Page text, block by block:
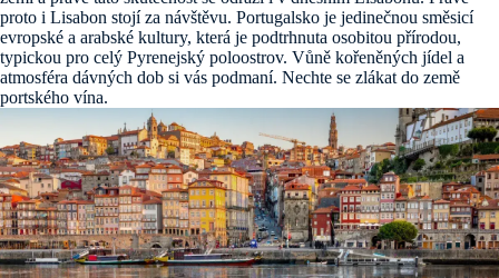
proto i Lisabon stojí za návštěvu. Portugalsko je jedinečnou směsicí
evropské a arabské kultury, která je podtrhnuta osobitou přírodou,
typickou pro celý Pyrenejský poloostrov. Vůně kořeněných jídel a
atmosféra dávných dob si vás podmaní. Nechte se zlákat do země
portského vína.